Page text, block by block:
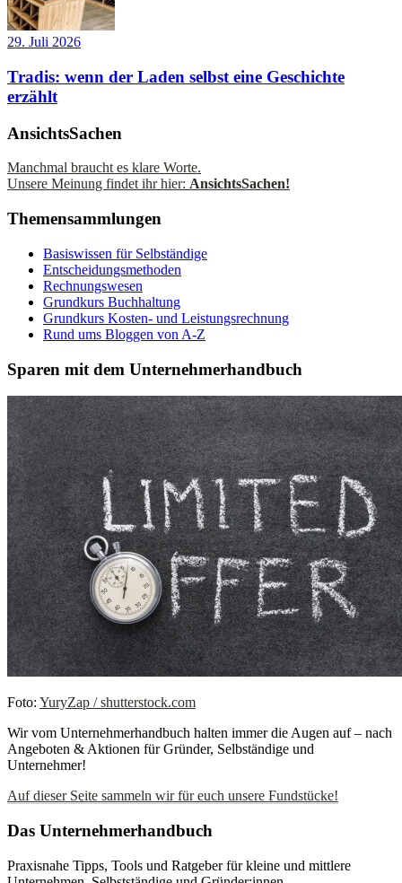
29. Juli 2026
Tradis: wenn der Laden selbst eine Geschichte
erzählt
AnsichtsSachen
Manchmal braucht es klare Worte.
Unsere Meinung findet ihr hier: AnsichtsSachen!
Themensammlungen
Basiswissen für Selbständige
Entscheidungsmethoden
Rechnungswesen
Grundkurs Buchhaltung
Grundkurs Kosten- und Leistungsrechnung
Rund ums Bloggen von A-Z
Sparen mit dem Unternehmerhandbuch
Foto: YuryZap / shutterstock.com
Wir vom Unternehmerhandbuch halten immer die Augen auf – nach
Angeboten & Aktionen für Gründer, Selbständige und
Unternehmer!
Auf dieser Seite sammeln wir für euch unsere Fundstücke!
Das Unternehmerhandbuch
Praxisnahe Tipps, Tools und Ratgeber für kleine und mittlere